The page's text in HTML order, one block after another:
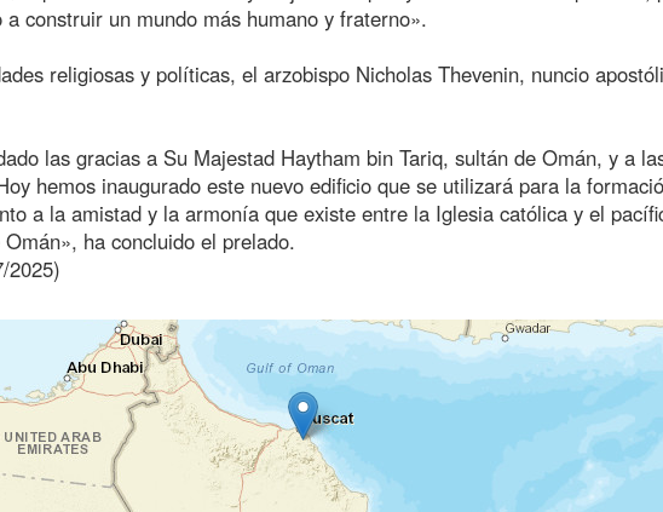
construir un mundo más humano y fraterno».
religiosas y políticas, el arzobispo Nicholas Thevenin, nuncio
las gracias a Su Majestad Haytham bin Tariq, sultán de Omán, y a
hemos inaugurado este nuevo edificio que se utilizará para la
a la amistad y la armonía que existe entre la Iglesia católica y el
ha concluido el prelado.
2025)